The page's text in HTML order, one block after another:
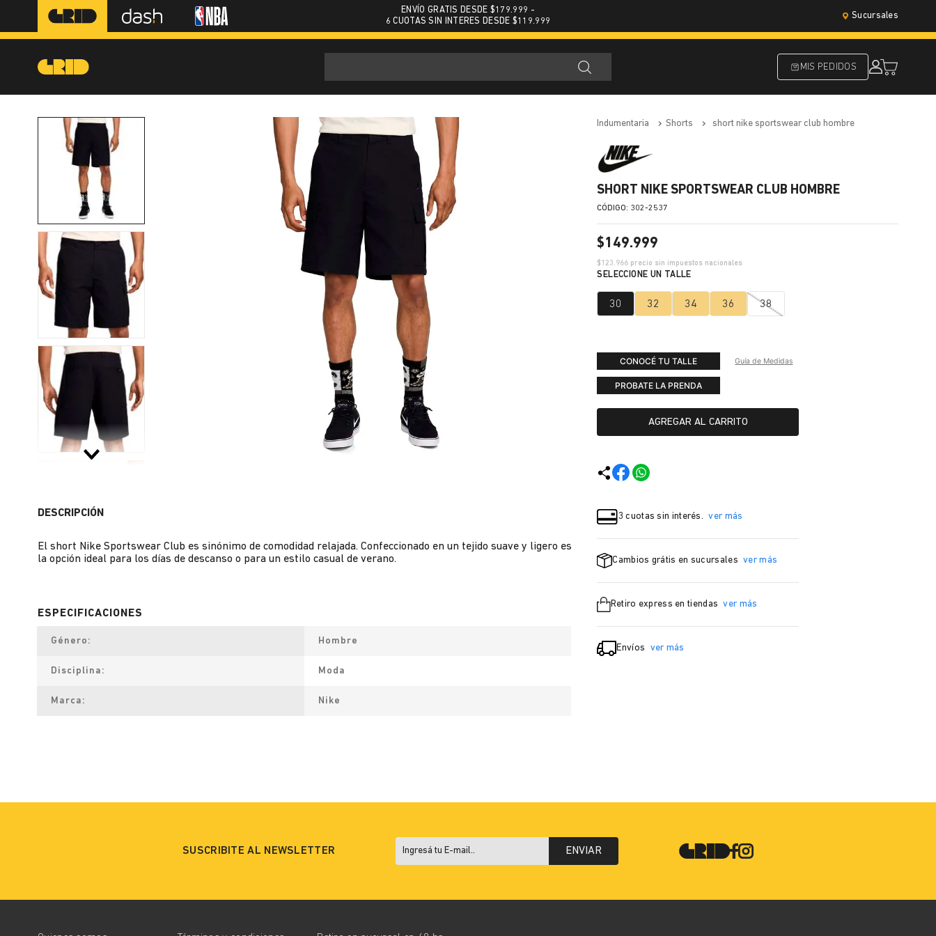
ENVÍO GRATIS DESDE $179.999 -
6 CUOTAS SIN INTERES DESDE $119.999
Sucursales
MIS PEDIDOS
DESCRIPCIÓN
El short Nike Sportswear Club es sinónimo de comodidad relajada. Confeccionado en un tejido suave y ligero es
la opción ideal para los días de descanso o para un estilo casual de verano.
Género Hombre
Disciplina Moda
Marca Nike
indumentaria shorts short nike sportswear club hombre
SHORT NIKE SPORTSWEAR CLUB HOMBRE
: 302-2537
$149.999
$123.966 precio sin impuestos nacionales
30 32 34 36 38
CONOCÉ TU TALLE Guía de Medidas
PROBATE LA PRENDA
AGREGAR AL CARRITO
3 cuotas sin interés. ver más
Cambios grátis en sucursales ver más
Retiro express en tiendas ver más
Envíos ver más
SUSCRIBITE AL NEWSLETTER ENVIAR